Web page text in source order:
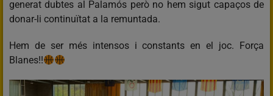
generat dubtes al Palamós però no hem sigut capaços de
donar-li continuïtat a la remuntada.
Hem de ser més intensos i constants en el joc. Força
Blanes!!